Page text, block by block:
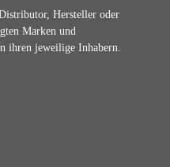
Hersteller oder
Marken und
ihren jeweilige Inhabern.